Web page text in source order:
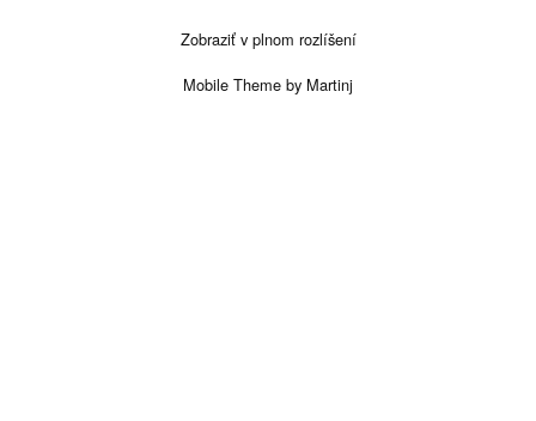
Zobraziť v plnom rozlíšení
Mobile Theme by Martinj